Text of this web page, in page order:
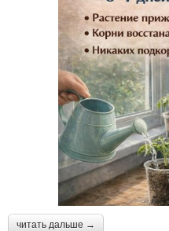
читать дальше →